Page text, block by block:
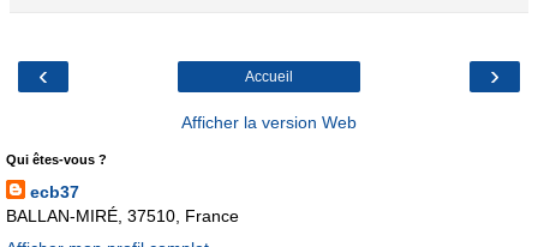
‹ ›
Accueil
Afficher la version Web
Qui êtes-vous ?
ecb37
BALLAN-MIRÉ, 37510, France